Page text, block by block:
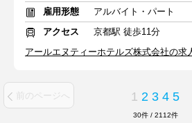
雇用形態
アルバイト・パート
アクセス
京都駅 徒歩11分
アールエヌティーホテルズ株式会社の求
前のページへ 1 2 3 4 5
30件 / 2112件